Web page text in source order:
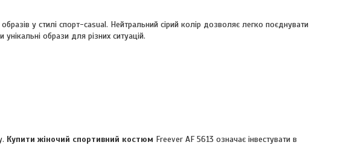
у стилі спорт-casual. Нейтральний сірий колір дозволяє легко поєднувати
образи для різних ситуацій.
Купити жіночий спортивний костюм Freever AF 5613 означає інвестувати в